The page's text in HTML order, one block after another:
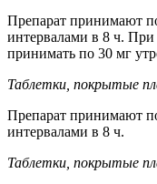
Препарат принимают
интервалами в 8 ч. При
принимать по 30 мг
Таблетки, покрытые
Препарат принимают
интервалами в 8 ч.
Таблетки, покрытые